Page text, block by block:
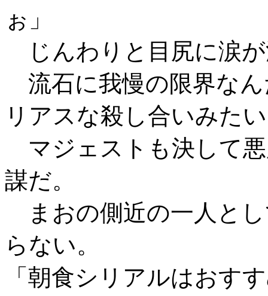
ぉ」
じんわりと目尻に涙
流石に我慢の限界な
リアスな殺し合いみた
マジェストも決して
謀だ。
まおの側近の一人と
らない。
「朝食シリアルはお